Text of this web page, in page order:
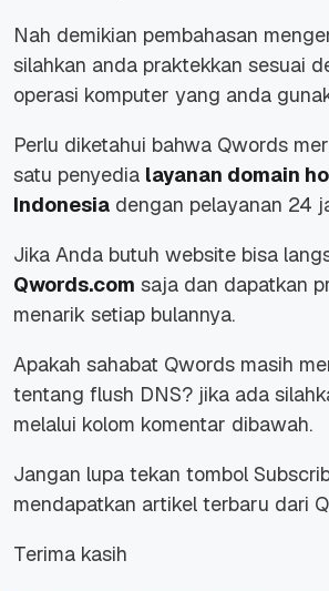
Nah demikian pembahasan
silahkan anda praktekkan sesuai
operasi komputer yang anda
Perlu diketahui bahwa Qwords
satu penyedia layanan domain
Indonesia dengan pelayanan 24
Jika Anda butuh website bisa
Qwords.com saja dan dapatkan
menarik setiap bulannya.
Apakah sahabat Qwords masih
tentang flush DNS? jika ada
melalui kolom komentar dibawah.
Jangan lupa tekan tombol
mendapatkan artikel terbaru dari
Terima kasih